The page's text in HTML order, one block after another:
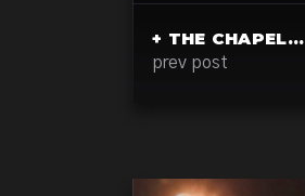
+ THE CHAPEL…
prev post